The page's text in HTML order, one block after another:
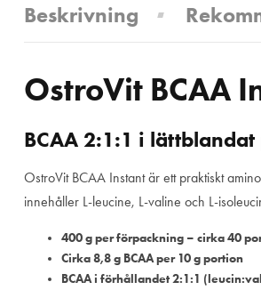
Beskrivning
OstroVit BCAA
BCAA 2:1:1 i
OstroVit BCAA Instant är ett praktiskt
innehåller L-leucine, L-valine och L-
400 g per förpackning – cirka 40
Cirka 8,8 g BCAA per 10 g portion
BCAA i förhållandet 2:1:1